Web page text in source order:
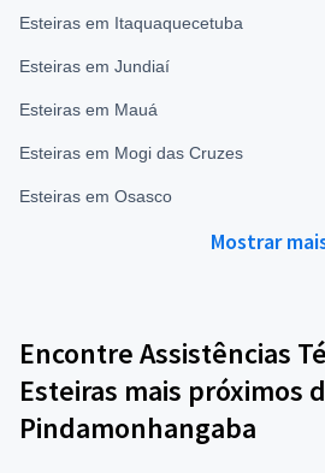
Esteiras em Itaquaquecetuba
Esteiras em Jundiaí
Esteiras em Mauá
Esteiras em Mogi das Cruzes
Esteiras em Osasco
Mostrar
Encontre Assistências
Esteiras mais próximos
Pindamonhangaba